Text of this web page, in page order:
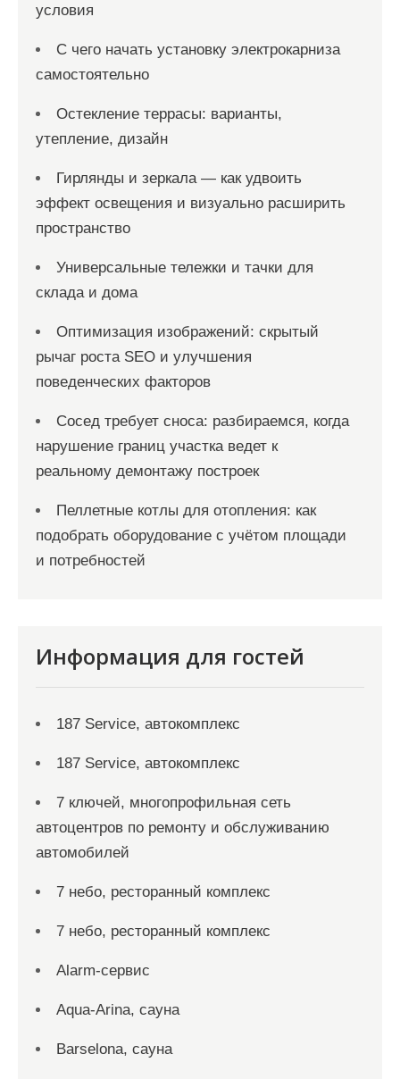
условия
С чего начать установку электрокарниза
самостоятельно
Остекление террасы: варианты,
утепление, дизайн
Гирлянды и зеркала — как удвоить
эффект освещения и визуально расширить
пространство
Универсальные тележки и тачки для
склада и дома
Оптимизация изображений: скрытый
рычаг роста SEO и улучшения
поведенческих факторов
Сосед требует сноса: разбираемся, когда
нарушение границ участка ведет к
реальному демонтажу построек
Пеллетные котлы для отопления: как
подобрать оборудование с учётом площади
и потребностей
Информация для гостей
187 Service, автокомплекс
187 Service, автокомплекс
7 ключей, многопрофильная сеть
автоцентров по ремонту и обслуживанию
автомобилей
7 небо, ресторанный комплекс
7 небо, ресторанный комплекс
Alarm-сервис
Aqua-Arina, сауна
Barselona, сауна